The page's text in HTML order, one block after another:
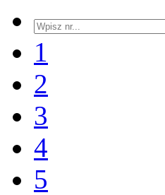
1
2
3
4
5